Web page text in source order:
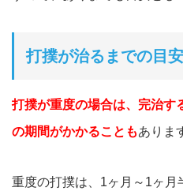
打撲が治るまでの目
打撲が重度の場合は、完治す
の期間がかかることもありま
重度の打撲は、1ヶ月～1ヶ月